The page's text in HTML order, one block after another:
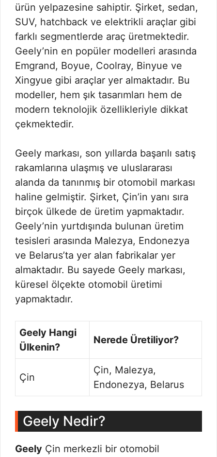
ürün yelpazesine sahiptir. Şirket, sedan,
SUV, hatchback ve elektrikli araçlar gibi
farklı segmentlerde araç üretmektedir.
Geely’nin en popüler modelleri arasında
Emgrand, Boyue, Coolray, Binyue ve
Xingyue gibi araçlar yer almaktadır. Bu
modeller, hem şık tasarımları hem de
modern teknolojik özellikleriyle dikkat
çekmektedir.
Geely markası, son yıllarda başarılı satış
rakamlarına ulaşmış ve uluslararası
alanda da tanınmış bir otomobil markası
haline gelmiştir. Şirket, Çin’in yanı sıra
birçok ülkede de üretim yapmaktadır.
Geely’nin yurtdışında bulunan üretim
tesisleri arasında Malezya, Endonezya
ve Belarus’ta yer alan fabrikalar yer
almaktadır. Bu sayede Geely markası,
küresel ölçekte otomobil üretimi
yapmaktadır.
Geely Hangi
Ülkenin?
Nerede Üretiliyor?
Çin
Çin, Malezya,
Endonezya, Belarus
Geely Nedir?
Geely Çin merkezli bir otomobil